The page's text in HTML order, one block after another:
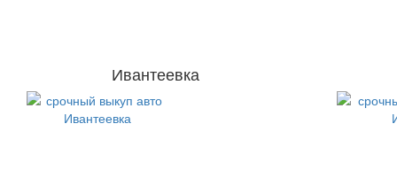
Ивантеевка